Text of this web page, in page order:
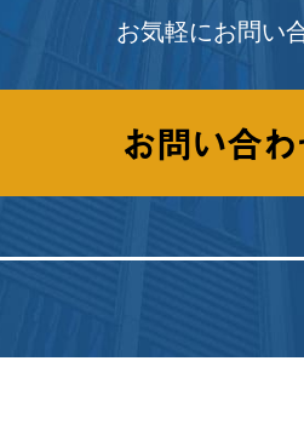
お気軽にお問い
お問い合わ